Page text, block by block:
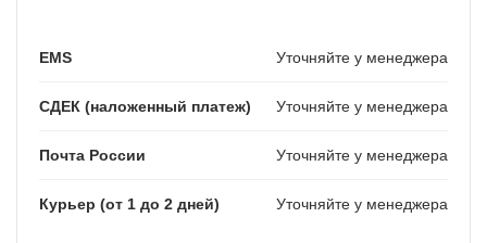
EMS Уточняйте у менеджера
СДЕК (наложенный платеж) Уточняйте у менеджера
Почта России Уточняйте у менеджера
Курьер (от 1 до 2 дней) Уточняйте у менеджера